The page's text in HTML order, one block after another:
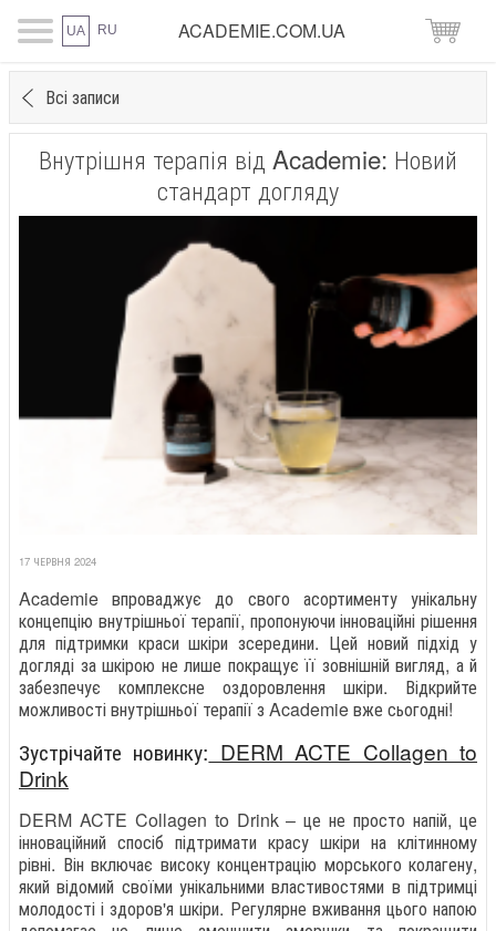
UA RU ACADEMIE.COM.UA
Всі записи
Внутрішня терапія від Academie: Новий
стандарт догляду
17 ЧЕРВНЯ 2024
Academie впроваджує до свого асортименту унікальну
концепцію внутрішньої терапії, пропонуючи інноваційні рішення
для підтримки краси шкіри зсередини. Цей новий підхід у
догляді за шкірою не лише покращує її зовнішній вигляд, а й
забезпечує комплексне оздоровлення шкіри. Відкрийте
можливості внутрішньої терапії з Academie вже сьогодні!
Зустрічайте новинку: DERM ACTE Collagen to
Drink
DERM ACTE Collagen to Drink – це не просто напій, це
інноваційний спосіб підтримати красу шкіри на клітинному
рівні. Він включає високу концентрацію морського колагену,
який відомий своїми унікальними властивостями в підтримці
молодості і здоров'я шкіри. Регулярне вживання цього напою